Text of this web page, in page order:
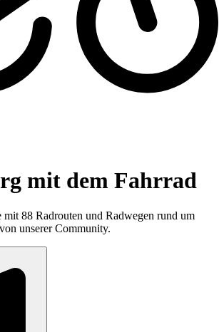
mit dem Fahrrad
mit 88 Radrouten und Radwegen rund um
unserer Community.